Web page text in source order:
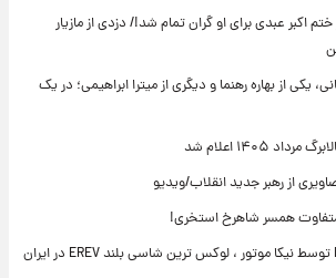
اکبر عبدی برای او گران تمام شد!/ دزدی از مازیار
یکی از بهاره رهنما و دیگری از میترا ابراهیمی؛ در یک
۱۴۰۵ اعلام شد
از رهبر جدید انقلاب/ویدیو
همسر شاهرخ استخری!